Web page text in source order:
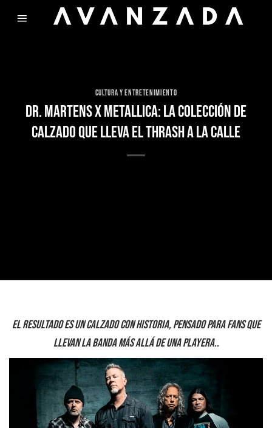
CULTURA Y ENTRETENIMIENTO
DR. MARTENS X METALLICA: LA COLECCIÓN DE
CALZADO QUE LLEVA EL THRASH A LA CALLE
El resultado es un calzado con historia, pensado para fans que
llevan la banda más allá de una playera..